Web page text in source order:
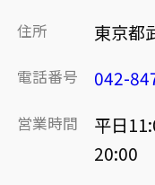
住所 東京都
電話番号 042-
営業時間
平日
20:00